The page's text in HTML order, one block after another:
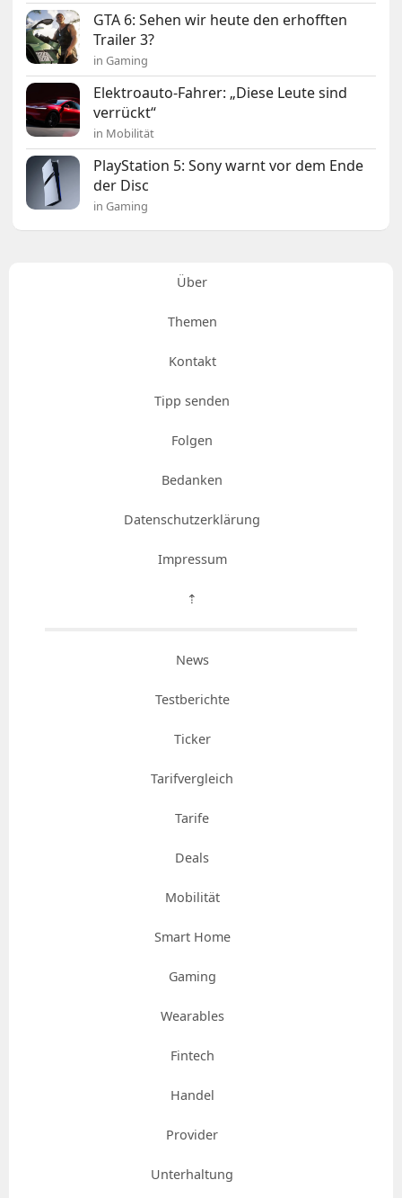
GTA 6: Sehen wir heute den erhofften
Trailer 3?
in Gaming
Elektroauto-Fahrer: „Diese Leute sind
verrückt“
in Mobilität
PlayStation 5: Sony warnt vor dem Ende
der Disc
in Gaming
Über
Themen
Kontakt
Tipp senden
Folgen
Bedanken
Datenschutzerklärung
Impressum
⇡
News
Testberichte
Ticker
Tarifvergleich
Tarife
Deals
Mobilität
Smart Home
Gaming
Wearables
Fintech
Handel
Provider
Unterhaltung